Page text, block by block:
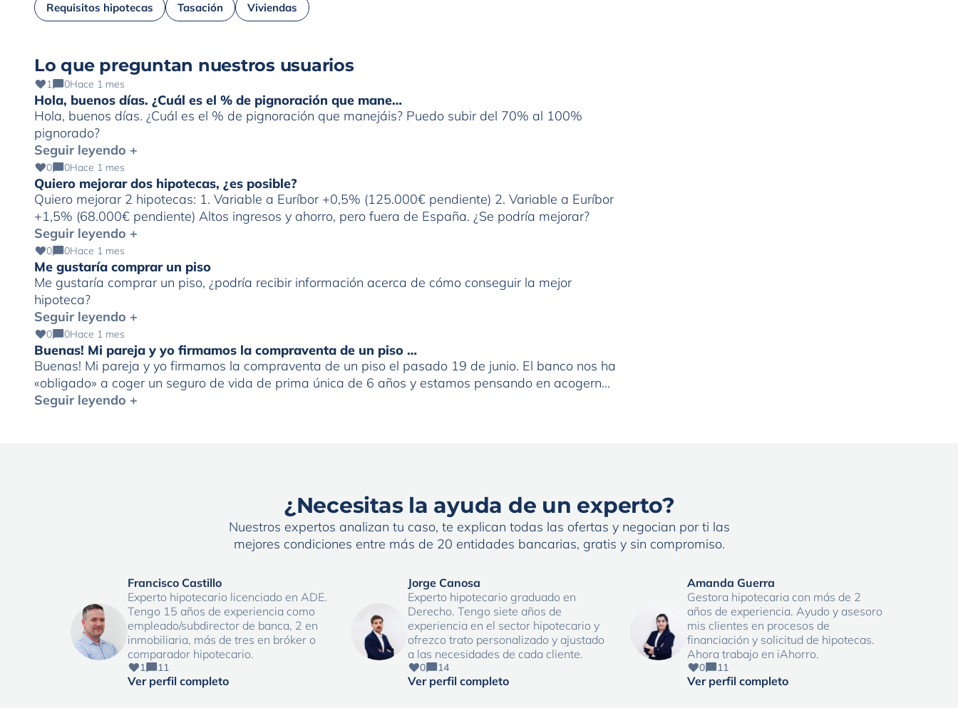
Requisitos hipotecas Tasación Viviendas
Lo que preguntan nuestros usuarios
1 0Hace 1 mes
Hola, buenos días. ¿Cuál es el % de pignoración que mane…
Hola, buenos días. ¿Cuál es el % de pignoración que manejáis? Puedo subir del 70% al 100%
pignorado?
Seguir leyendo +
0 0Hace 1 mes
Quiero mejorar dos hipotecas, ¿es posible?
Quiero mejorar 2 hipotecas: 1. Variable a Euríbor +0,5% (125.000€ pendiente) 2. Variable a Euríbor
+1,5% (68.000€ pendiente) Altos ingresos y ahorro, pero fuera de España. ¿Se podría mejorar?
Seguir leyendo +
0 0Hace 1 mes
Me gustaría comprar un piso
Me gustaría comprar un piso, ¿podría recibir información acerca de cómo conseguir la mejor
hipoteca?
Seguir leyendo +
0 0Hace 1 mes
Buenas! Mi pareja y yo firmamos la compraventa de un piso …
Buenas! Mi pareja y yo firmamos la compraventa de un piso el pasado 19 de junio. El banco nos ha
«obligado» a coger un seguro de vida de prima única de 6 años y estamos pensando en acogernos
al derecho de desistimiento antes de los 30 días. Que represalias podríamos tener en el futuro con
Seguir leyendo +
¿Necesitas la ayuda de un experto?
Nuestros expertos analizan tu caso, te explican todas las ofertas y negocian por ti las
mejores condiciones entre más de 20 entidades bancarias, gratis y sin compromiso.
Francisco Castillo
Experto hipotecario licenciado en ADE.
Tengo 15 años de experiencia como
empleado/subdirector de banca, 2 en
inmobiliaria, más de tres en bróker o
comparador hipotecario.
1 11
Ver perfil completo
Jorge Canosa
Experto hipotecario graduado en
Derecho. Tengo siete años de
experiencia en el sector hipotecario y
ofrezco trato personalizado y ajustado
a las necesidades de cada cliente.
0 14
Ver perfil completo
Amanda Guerra
Gestora hipotecaria con más de 2
años de experiencia. Ayudo y asesoro
mis clientes en procesos de
financiación y solicitud de hipotecas.
Ahora trabajo en iAhorro.
0 11
Ver perfil completo